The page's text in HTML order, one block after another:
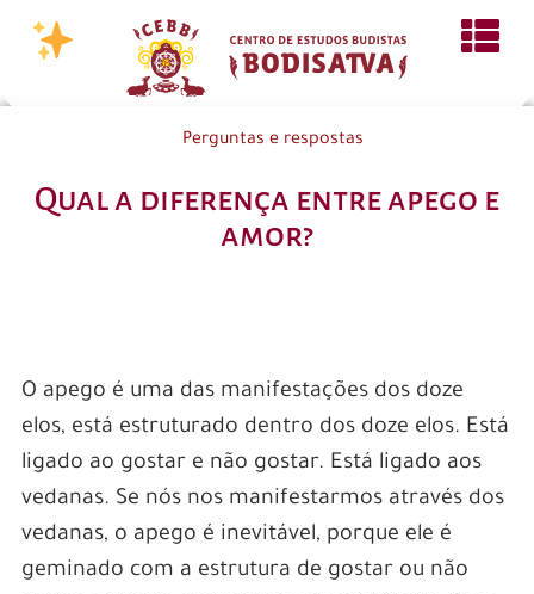
Perguntas e respostas
Qual a diferença entre apego e
amor?
O apego é uma das manifestações dos doze
elos, está estruturado dentro dos doze elos. Está
ligado ao gostar e não gostar. Está ligado aos
vedanas. Se nós nos manifestarmos através dos
vedanas, o apego é inevitável, porque ele é
geminado com a estrutura de gostar ou não